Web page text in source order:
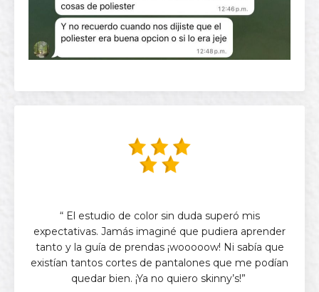
“ El estudio de color sin duda superó mis
expectativas. Jamás imaginé que pudiera aprender
tanto y la guía de prendas ¡wooooow! Ni sabía que
existían tantos cortes de pantalones que me podían
quedar bien. ¡Ya no quiero skinny’s!”